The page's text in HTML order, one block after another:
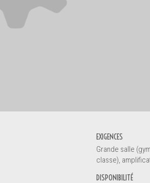
EXIGENCES
Grande salle
classe),
DISPONIBILITÉ